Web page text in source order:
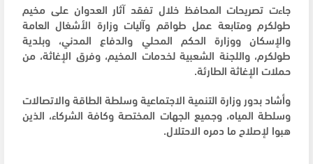
جاءت تصريحات المحافظ خلال تفقد آثار العدوان على مخيم
طولكرم ومتابعة عمل طواقم وآليات وزارة الأشغال العامة
والإسكان ووزارة الحكم المحلي والدفاع المدني، وبلدية
طولكرم، واللجنة الشعبية لخدمات المخيم، وفرق الإغاثة، من
حملات الإغاثة الطارئة.
وأشاد بدور وزارة التنمية الاجتماعية وسلطة الطاقة والاتصالات
وسلطة المياه، وجميع الجهات المختصة وكافة الشركاء، الذين
هبوا لإصلاح ما دمره الاحتلال.